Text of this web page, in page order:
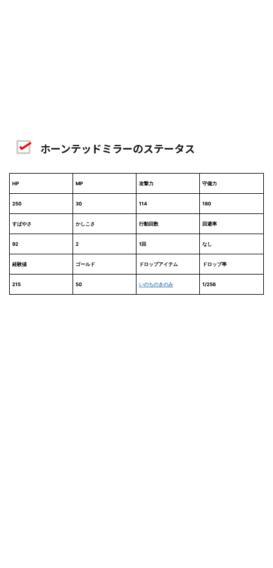
ホーンテッドミラーのステータス
HP MP 攻撃力 守備力
250 30 114 180
すばやさ かしこさ 行動回数 回避率
92 2 1回 なし
経験値 ゴールド ドロップアイテム ドロップ率
215 50 いのちのきのみ 1/256